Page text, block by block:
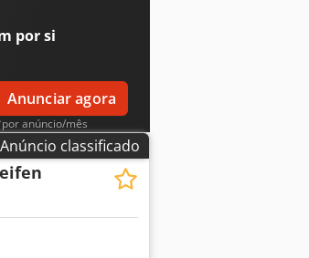
= Mais
em vazio: 8.135 kg
por si
Anunciar agora
anúncio/mês
Anúncio classificado